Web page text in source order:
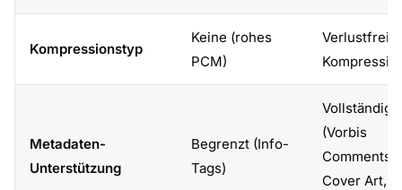
Kompressionstyp
Keine (rohes
PCM)
Verlustfreie
Metadaten-
Unterstützung
Begrenzt (Info-
Tags)
Vollständig
(Vorbis
Comments,
Cover Art,